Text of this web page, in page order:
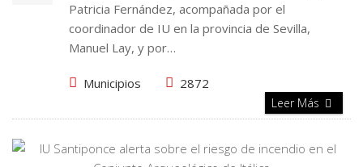
Patricia Fernández, acompañada por el
coordinador de IU en la provincia de Sevilla,
Manuel Lay, y por…
Municipios 2872
Leer Más